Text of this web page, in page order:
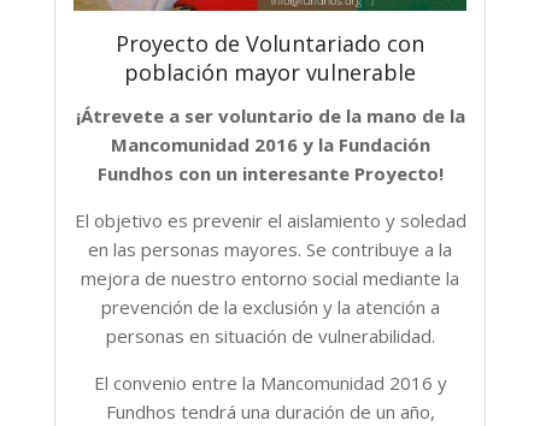
Proyecto de Voluntariado con
población mayor vulnerable
¡Átrevete a ser voluntario de la mano de la
Mancomunidad 2016 y la Fundación
Fundhos con un interesante Proyecto!
El objetivo es prevenir el aislamiento y soledad
en las personas mayores. Se contribuye a la
mejora de nuestro entorno social mediante la
prevención de la exclusión y la atención a
personas en situación de vulnerabilidad.
El convenio entre la Mancomunidad 2016 y
Fundhos tendrá una duración de un año,